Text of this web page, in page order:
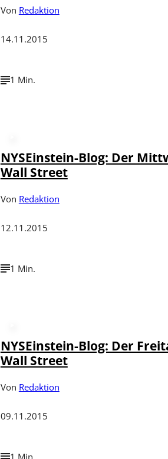
Von Redaktion
14.11.2015
1 Min.
NYSEinstein-Blog: Der
Wall Street
Von Redaktion
12.11.2015
1 Min.
NYSEinstein-Blog: Der
Wall Street
Von Redaktion
09.11.2015